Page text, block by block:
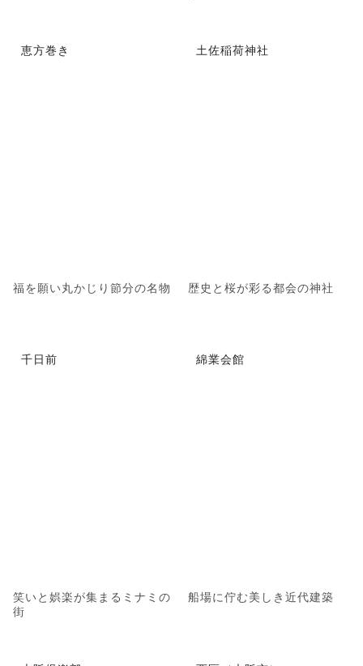
恵方巻き
福を願い丸かじり節分の名物
土佐稲荷神社
歴史と桜が彩る都会の神社
千日前
笑いと娯楽が集まるミナミの
街
綿業会館
船場に佇む美しき近代建築